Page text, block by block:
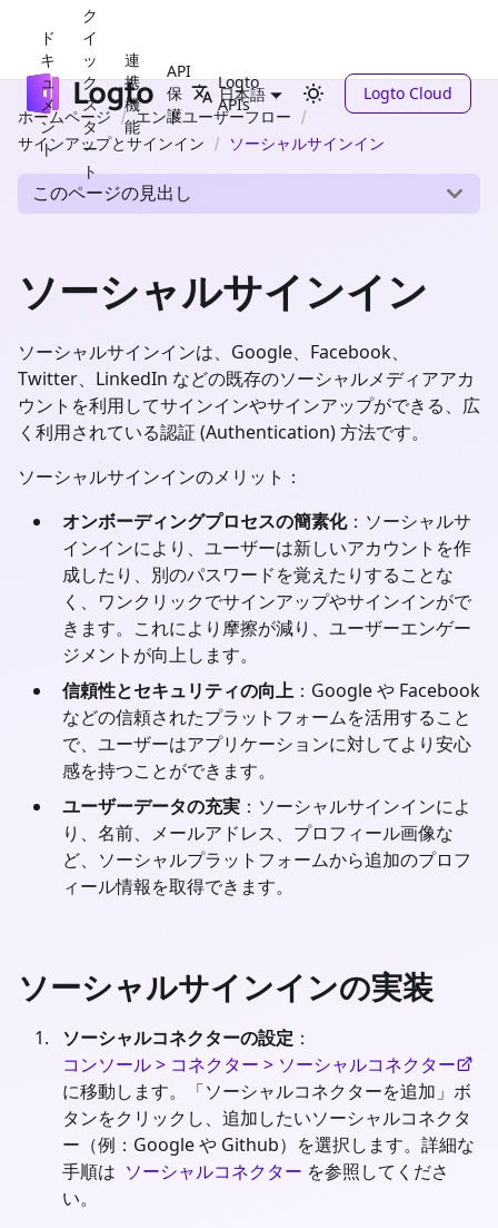
ド
キ
ュ
メ
ン
ト
ク
イ
ッ
ク
ス
タ
ー
ト
連
携
機
能
API
保
護
Logto
APIs
日本語
Logto Cloud
ホームページ
エンドユーザーフロー
サインアップとサインイン
ソーシャルサインイン
このページの見出し
ソーシャルサインイン
ソーシャルサインインは、Google、Facebook、
Twitter、LinkedIn などの既存のソーシャルメディアアカ
ウントを利用してサインインやサインアップができる、広
く利用されている認証 (Authentication) 方法です。
ソーシャルサインインのメリット：
オンボーディングプロセスの簡素化：ソーシャルサ
インインにより、ユーザーは新しいアカウントを作
成したり、別のパスワードを覚えたりすることな
く、ワンクリックでサインアップやサインインがで
きます。これにより摩擦が減り、ユーザーエンゲー
ジメントが向上します。
信頼性とセキュリティの向上 ：Google や Facebook
などの信頼されたプラットフォームを活用すること
で、ユーザーはアプリケーションに対してより安心
感を持つことができます。
ユーザーデータの充実 ：ソーシャルサインインによ
り、名前、メールアドレス、プロフィール画像な
ど、ソーシャルプラットフォームから追加のプロフ
ィール情報を取得できます。
ソーシャルサインインの実装
ソーシャルコネクターの設定 ：
コンソール > コネクター > ソーシャルコネクター
に移動します。「ソーシャルコネクターを追加」ボ
タンをクリックし、追加したいソーシャルコネクタ
ー（例：Google や Github）を選択します。詳細な
手順は ソーシャルコネクター を参照してくださ
い。